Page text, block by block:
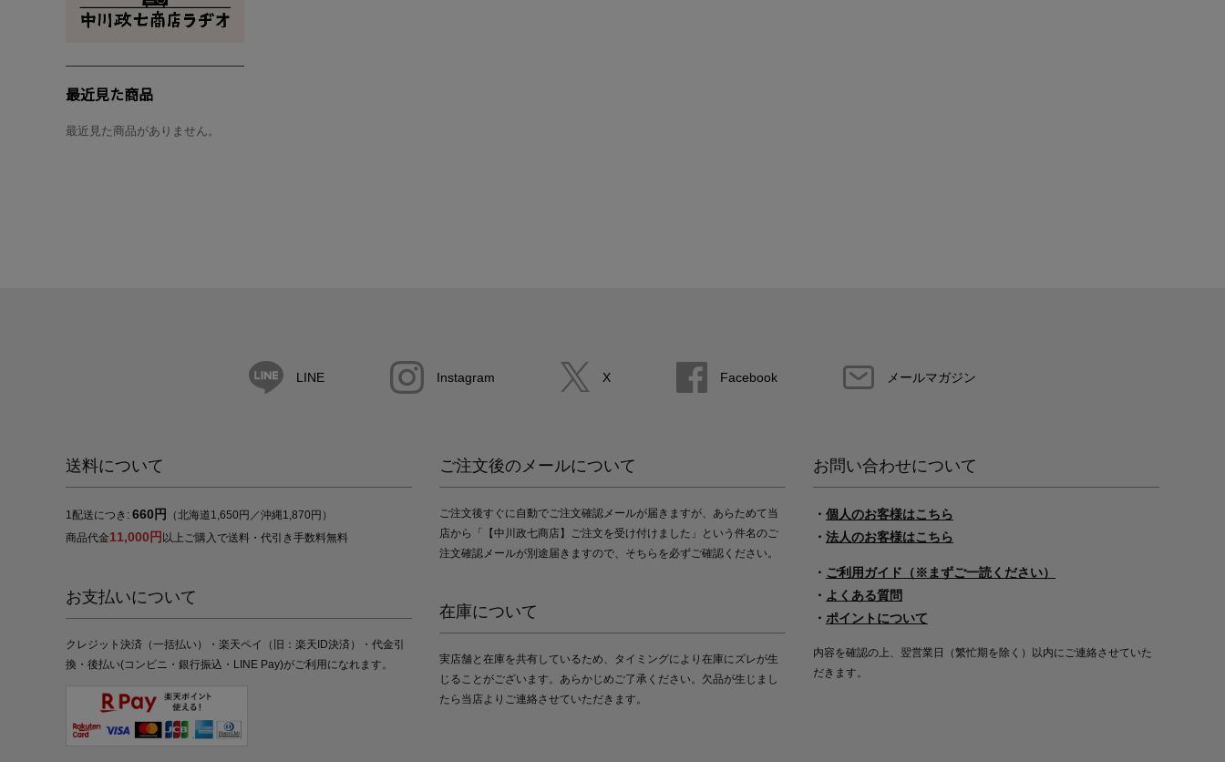
最近見た商品
最近見た商品がありません。
LINE Instagram X Facebook メールマガジン
送料について
1配送につき: 660円
（北海道1,650円／沖縄1,870円）
商品代金11,000円 以上ご購入で送料・代引き手数料無料
お支払いについて
クレジット決済（一括払い）・楽天ペイ（旧：楽天ID決済）・代金引
換・後払い(コンビニ・銀行振込・LINE Pay)がご利用になれます。
ご注文後のメールについて
ご注文後すぐに自動でご注文確認メールが届きますが、あらためて当
店から「【中川政七商店】ご注文を受け付けました」という件名のご
注文確認メールが別途届きますので、そちらを必ずご確認ください。
在庫について
実店舗と在庫を共有しているため、タイミングにより在庫にズレが生
じることがございます。あらかじめご了承ください。欠品が生じまし
たら当店よりご連絡させていただきます。
お問い合わせについて
・ 個人のお客様はこちら
・ 法人のお客様はこちら
・ ご利用ガイド（※まずご一読ください）
・ よくある質問
・ ポイントについて
内容を確認の上、翌営業日（繁忙期を除く）以内にご連絡させていた
だきます。